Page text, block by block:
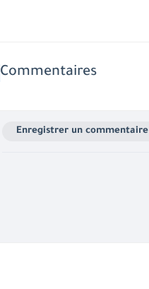
Commentaires
Enregistrer un commentaire